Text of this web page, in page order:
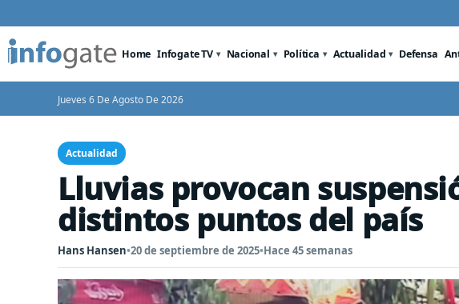
Home Infogate TV Nacional Política Actualidad Defensa
Jueves 6 De Agosto De 2026
Actualidad
Lluvias provocan
distintos puntos del país
Hans Hansen•20 de septiembre de 2025•Hace 45 semanas